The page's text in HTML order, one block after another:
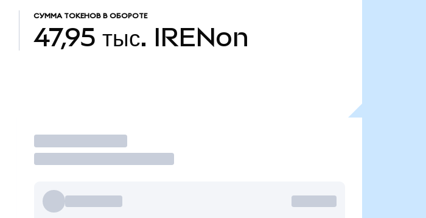
СУММА ТОКЕНОВ В ОБОРОТЕ
47,95 тыс. IRENon
Торговать